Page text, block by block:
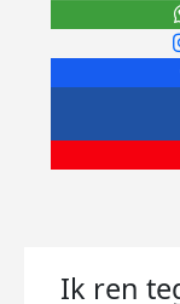
Ik ren